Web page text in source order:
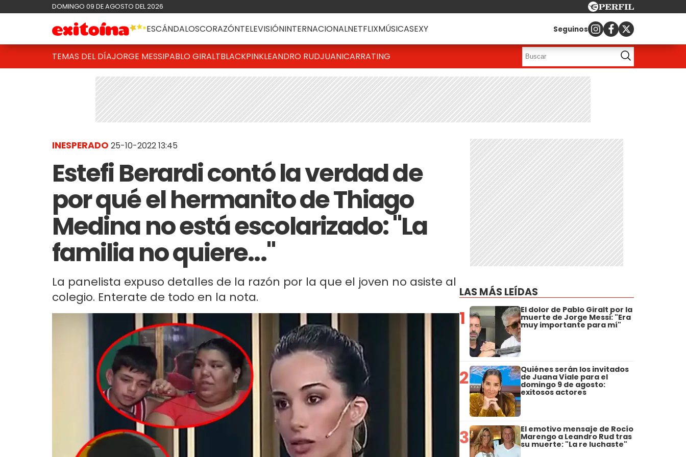
DOMINGO 09 DE AGOSTO DEL 2026
ESCÁNDALOSCORAZÓNTELEVISIÓNINTERNACIONALNETFLIXMÚSICASEXY Seguinos
TEMAS DEL DÍAJORGE MESSIPABLO GIRALTBLACKPINKLEANDRO RUDJUANICARRATING
INESPERADO 25-10-2022 13:45
Estefi Berardi contó la verdad de
por qué el hermanito de Thiago
Medina no está escolarizado: "La
familia no quiere..."
La panelista expuso detalles de la razón por la que el joven no asiste al
colegio. Enterate de todo en la nota.
LAS MÁS LEÍDAS
1 El dolor de Pablo Giralt por la
muerte de Jorge Messi: "Era
muy importante para mí"
2 Quiénes serán los invitados
de Juana Viale para el
domingo 9 de agosto:
exitosos actores
3 El emotivo mensaje de Rocío
Marengo a Leandro Rud tras
su muerte: "La re luchaste"